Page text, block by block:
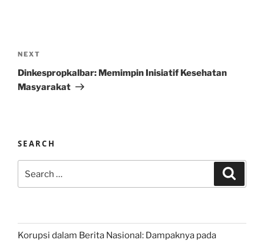
navigation
Next
Post
NEXT
Dinkespropkalbar: Memimpin Inisiatif Kesehatan
Masyarakat
SEARCH
for:
Korupsi dalam Berita Nasional: Dampaknya pada